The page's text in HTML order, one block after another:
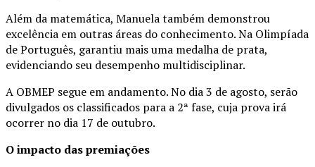
Além da matemática, Manuela também demonstrou
excelência em outras áreas do conhecimento. Na Olimpíada
de Português, garantiu mais uma medalha de prata,
evidenciando seu desempenho multidisciplinar.
A OBMEP segue em andamento. No dia 3 de agosto, serão
divulgados os classificados para a 2ª fase, cuja prova irá
ocorrer no dia 17 de outubro.
O impacto das premiações